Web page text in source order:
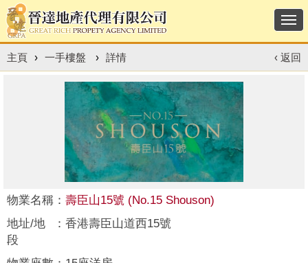
主頁 › 一手樓盤 › 詳情 ‹ 返回
物業名稱 ： 壽臣山15號 (No.15 Shouson)
地址/地
段
： 香港壽臣山道西15號